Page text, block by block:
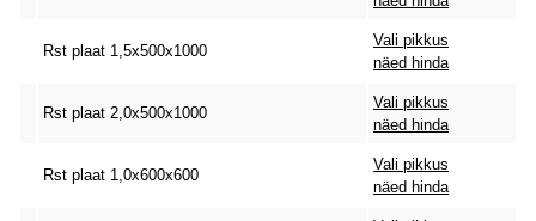
Rst plaat 1,5x500x1000
Vali pikkus
näed hinda
Rst plaat 2,0x500x1000
Vali pikkus
näed hinda
Rst plaat 1,0x600x600
Vali pikkus
näed hinda